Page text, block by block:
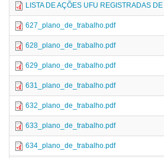
LISTA DE AÇÕES UFU REGISTRADAS
627_plano_de_trabalho.pdf
628_plano_de_trabalho.pdf
629_plano_de_trabalho.pdf
631_plano_de_trabalho.pdf
632_plano_de_trabalho.pdf
633_plano_de_trabalho.pdf
634_plano_de_trabalho.pdf